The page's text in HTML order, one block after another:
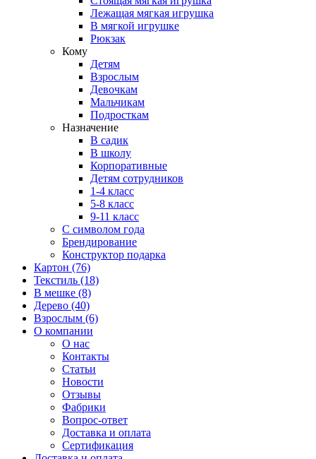
Лежащая мягкая игрушка
В мягкой игрушке
Рюкзак
Кому
Детям
Взрослым
Девочкам
Мальчикам
Подросткам
Назначение
В садик
В школу
Корпоративные
Детям сотрудников
1-4 класс
5-8 класс
9-11 класс
С символом года
Брендирование
Конструктор подарка
Картон (76)
Текстиль (18)
В мешке (8)
Дерево (40)
Взрослым (6)
О компании
О нас
Контакты
Статьи
Новости
Отзывы
Фабрики
Вопрос-ответ
Доставка и оплата
Сертификация